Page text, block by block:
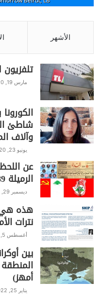
o
k
p
الأشهر
تلفزيون
مارس 19, 2020
شاطئ
وآلاف
يونيو 23, 2020
عن
الرميلة 1989
ديسمبر 29, 2018
هذه هي
نترات
أغسطس 5, 2020
بين
أمهز)
يناير 25, 2022